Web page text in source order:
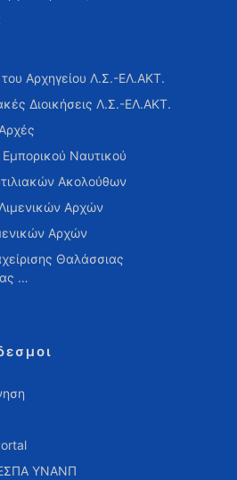
Αρχηγείου Λ.Σ.-ΕΛ.ΑΚΤ.
Διοικήσεις Λ.Σ.-ΕΛ.ΑΚΤ.
Ναυτικού
Ακολούθων
Αρχών
Αρχών
Θαλάσσιας
…
ΕΣΠΑ ΥΝΑΝΠ